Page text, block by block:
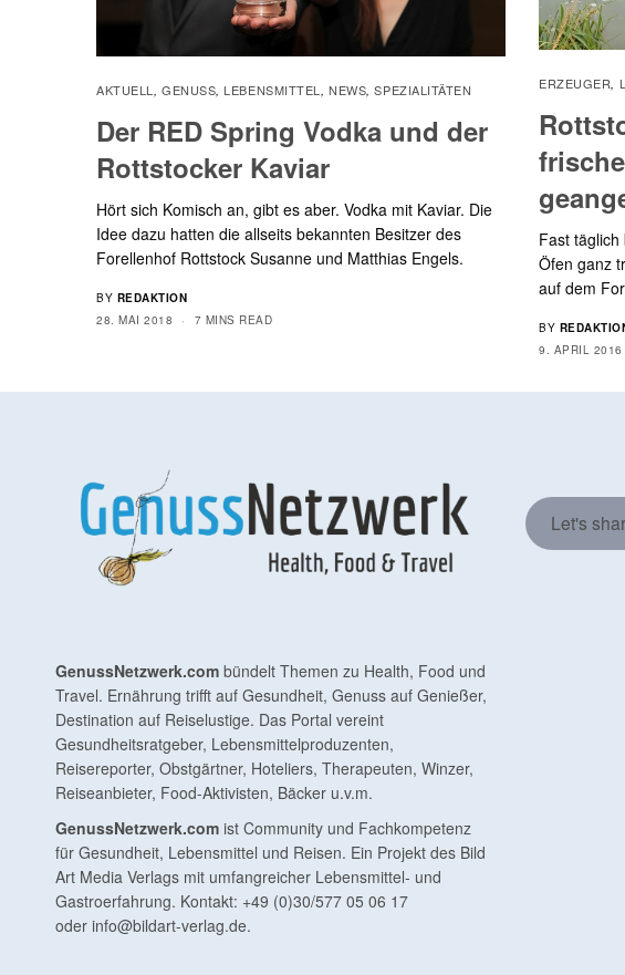
AKTUELL , GENUSS, LEBENSMITTEL ,NEWS,SPEZIALITÄTEN
Der RED Spring Vodka und der
Rottstocker Kaviar
Hört sich Komisch an, gibt es aber. Vodka mit Kaviar. Die
Idee dazu hatten die allseits bekannten Besitzer des
Forellenhof Rottstock Susanne und Matthias Engels.
BY REDAKTION
28. MAI 2018
7 MINS READ
ERZEUGER,
Fast
Öfen ganz
auf dem
BY
9. APRIL 2016
GenussNetzwerk.com bündelt Themen zu Health, Food und
Travel. Ernährung trifft auf Gesundheit, Genuss auf Genießer,
Destination auf Reiselustige. Das Portal vereint
Gesundheitsratgeber, Lebensmittelproduzenten,
Reisereporter, Obstgärtner, Hoteliers, Therapeuten, Winzer,
Reiseanbieter, Food-Aktivisten, Bäcker u.v.m.
GenussNetzwerk.com ist Community und Fachkompetenz
für Gesundheit, Lebensmittel und Reisen. Ein Projekt des Bild
Art Media Verlags mit umfangreicher Lebensmittel- und
Gastroerfahrung. Kontakt: +49 (0)30/577 05 06 17
oder info@bildart-verlag.de.
Let's